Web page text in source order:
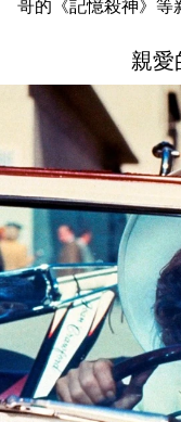
哥的《記憶殺神》等
親愛